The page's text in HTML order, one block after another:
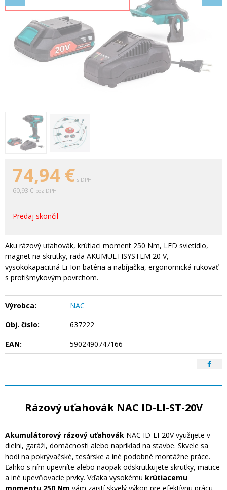
74,94 € s DPH
60,93 € bez DPH
Predaj skončil
Aku rázový uťahovák, krútiaci moment 250 Nm, LED svietidlo,
magnet na skrutky, rada AKUMULTISYSTEM 20 V,
vysokokapacitná Li-Ion batéria a nabíjačka, ergonomická rukoväť
s protišmykovým povrchom.
Výrobca:
NAC
Obj. čislo:
637222
EAN:
5902490747166
Rázový uťahovák NAC ID-LI-ST-20V
Akumulátorový rázový uťahovák NAC ID-LI-20V využijete v
dielni, garáži, domácnosti alebo napríklad na stavbe. Skvele sa
hodí na pokrývačské, tesárske a iné podobné montážne práce.
Ľahko s ním upevníte alebo naopak odskrutkujete skrutky, matice
a iné upevňovacie prvky. Vďaka vysokému krútiacemu
momentu 250 Nm vám zaistí skvelý výkon pre efektívnu prácu.